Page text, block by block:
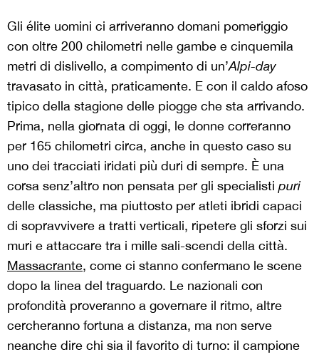
Gli élite uomini ci arriveranno domani pomeriggio
con oltre 200 chilometri nelle gambe e cinquemila
metri di dislivello, a compimento di un’Alpi-day
travasato in città, praticamente. E con il caldo afoso
tipico della stagione delle piogge che sta arrivando.
Prima, nella giornata di oggi, le donne correranno
per 165 chilometri circa, anche in questo caso su
uno dei tracciati iridati più duri di sempre. È una
corsa senz’altro non pensata per gli specialisti puri
delle classiche, ma piuttosto per atleti ibridi capaci
di sopravvivere a tratti verticali, ripetere gli sforzi sui
muri e attaccare tra i mille sali-scendi della città.
Massacrante, come ci stanno confermano le scene
dopo la linea del traguardo. Le nazionali con
profondità proveranno a governare il ritmo, altre
cercheranno fortuna a distanza, ma non serve
neanche dire chi sia il favorito di turno: il campione